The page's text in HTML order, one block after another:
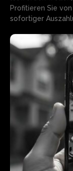
Profitieren Sie
sofortiger